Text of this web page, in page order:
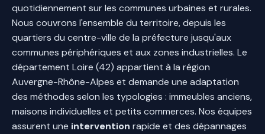
quotidiennement sur les communes urbaines et rurales.
Nous couvrons l'ensemble du territoire, depuis les
quartiers du centre-ville de la préfecture jusqu'aux
communes périphériques et aux zones industrielles. Le
département Loire (42) appartient à la région
Auvergne-Rhône-Alpes et demande une adaptation
des méthodes selon les typologies : immeubles anciens,
maisons individuelles et petits commerces. Nos équipes
assurent une intervention rapide et des dépannages